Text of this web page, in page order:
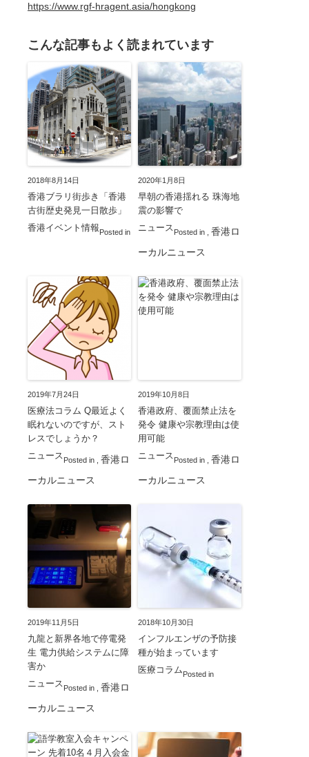
https://www.rgf-hragent.asia/hongkong
こんな記事もよく読まれています
2018年8月14日
香港ブラリ街歩き「香港
古街歴史発見一日散歩」
Posted in
香港イベント情報
2020年1月8日
早朝の香港揺れる 珠海地
震の影響で
Posted in
ニュース
香港ロ
ーカルニュース
2019年7月24日
医療法コラム Q最近よく
眠れないのですが、スト
レスでしょうか？
Posted in
ニュース
香港ロ
ーカルニュース
2019年10月8日
香港政府、覆面禁止法を
発令 健康や宗教理由は使
用可能
Posted in
ニュース
香港ロ
ーカルニュース
2019年11月5日
九龍と新界各地で停電発
生 電力供給システムに障
害か
Posted in
ニュース
香港ロ
ーカルニュース
2018年10月30日
インフルエンザの予防接
種が始まっています
Posted in
医療コラム